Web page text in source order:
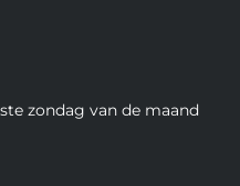
zondag van de maand